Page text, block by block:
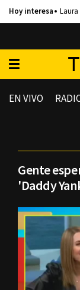
EN VIVO
Gente
'Daddy